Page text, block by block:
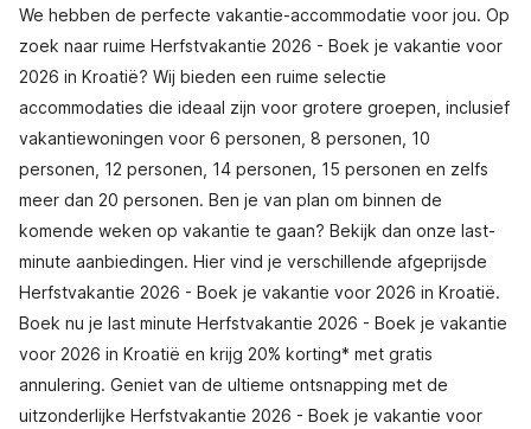
We hebben de perfecte vakantie-accommodatie voor jou. Op
zoek naar ruime Herfstvakantie 2026 - Boek je vakantie voor
2026 in Kroatië? Wij bieden een ruime selectie
accommodaties die ideaal zijn voor grotere groepen, inclusief
vakantiewoningen voor 6 personen, 8 personen, 10
personen, 12 personen, 14 personen, 15 personen en zelfs
meer dan 20 personen. Ben je van plan om binnen de
komende weken op vakantie te gaan? Bekijk dan onze last-
minute aanbiedingen. Hier vind je verschillende afgeprijsde
Herfstvakantie 2026 - Boek je vakantie voor 2026 in Kroatië.
Boek nu je last minute Herfstvakantie 2026 - Boek je vakantie
voor 2026 in Kroatië en krijg 20% korting* met gratis
annulering. Geniet van de ultieme ontsnapping met de
uitzonderlijke Herfstvakantie 2026 - Boek je vakantie voor